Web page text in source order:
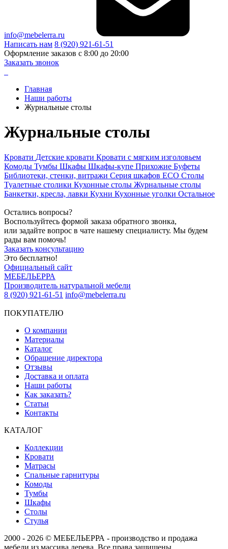
info@mebelerra.ru
Написать нам 8 (920) 921-61-51
Оформление заказов с 8:00 до 20:00
Заказать звонок
Главная
Наши работы
Журнальные столы
Журнальные столы
Кровати Детские кровати Кровати с мягким изголовьем
Комоды Тумбы Шкафы Шкафы-купе Прихожие Буфеты
Библиотеки, стенки, витражи Серия шкафов ECO Столы
Туалетные столики Кухонные столы Журнальные столы
Банкетки, кресла, лавки Кухни Кухонные уголки Остальное
Остались вопросы?
Воспользуйтесь формой заказа обратного звонка,
или задайте вопрос в чате нашему специалисту. Мы будем
рады вам помочь!
Заказать консультацию
Это бесплатно!
Официальный сайт
МЕБЕЛЬЕРРА
Производитель натуральной мебели
8 (920) 921-61-51 info@mebelerra.ru
ПОКУПАТЕЛЮ
О компании
Материалы
Каталог
Обращение директора
Отзывы
Доставка и оплата
Наши работы
Как заказать?
Статьи
Контакты
КАТАЛОГ
Коллекции
Кровати
Матрасы
Спальные гарнитуры
Комоды
Тумбы
Шкафы
Столы
Стулья
2000 - 2026 © МЕБЕЛЬЕРРА - производство и продажа
мебели из массива дерева. Все права защищены.